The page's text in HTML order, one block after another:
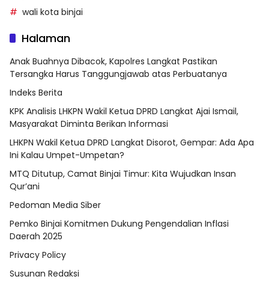
wali kota binjai
Halaman
Anak Buahnya Dibacok, Kapolres Langkat Pastikan
Tersangka Harus Tanggungjawab atas Perbuatanya
Indeks Berita
KPK Analisis LHKPN Wakil Ketua DPRD Langkat Ajai Ismail,
Masyarakat Diminta Berikan Informasi
LHKPN Wakil Ketua DPRD Langkat Disorot, Gempar: Ada Apa
Ini Kalau Umpet-Umpetan?
MTQ Ditutup, Camat Binjai Timur: Kita Wujudkan Insan
Qur’ani
Pedoman Media Siber
Pemko Binjai Komitmen Dukung Pengendalian Inflasi
Daerah 2025
Privacy Policy
Susunan Redaksi